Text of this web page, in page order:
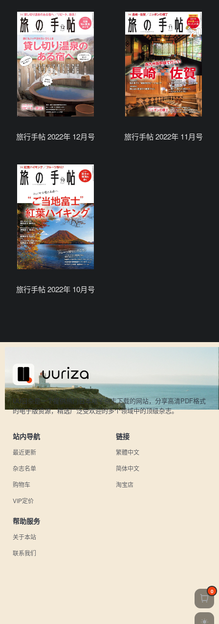
旅行手帖 2022年 12月号 旅行手帖 2022年 11月号
旅行手帖 2022年 10月号
UU日杂是一个提供热门日本电子杂志下载的网站，分享高清PDF格式
的电子版资源，精选广泛受欢迎的多个领域中的顶级杂志。
站内导航
最近更新
杂志名单
购物车
VIP定价
链接
繁體中文
简体中文
淘宝店
帮助服务
关于本站
联系我们
0